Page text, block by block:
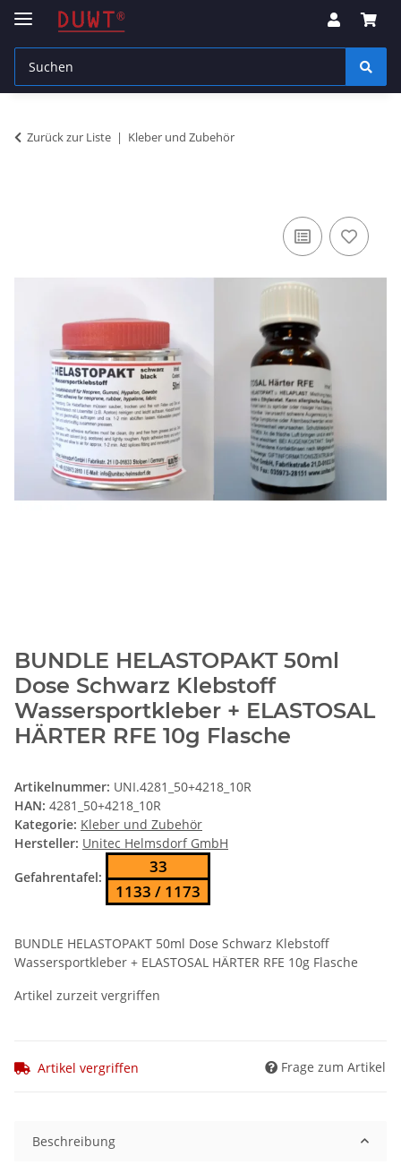
Zurück zur Liste Kleber und Zubehör
BUNDLE HELASTOPAKT 50ml
Dose Schwarz Klebstoff
Wassersportkleber + ELASTOSAL
HÄRTER RFE 10g Flasche
Artikelnummer: UNI.4281_50+4218_10R
HAN: 4281_50+4218_10R
Kategorie: Kleber und Zubehör
Hersteller: Unitec Helmsdorf GmbH
Gefahrentafel:
33
1133 / 1173
BUNDLE HELASTOPAKT 50ml Dose Schwarz Klebstoff
Wassersportkleber + ELASTOSAL HÄRTER RFE 10g Flasche
Artikel zurzeit vergriffen
Artikel vergriffen Frage zum Artikel
Beschreibung